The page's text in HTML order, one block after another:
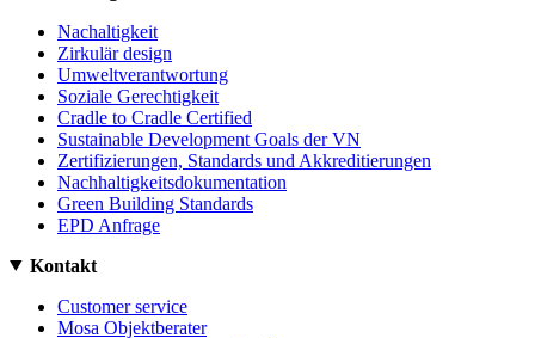
Nachaltigkeit
Zirkulär design
Umweltverantwortung
Soziale Gerechtigkeit
Cradle to Cradle Certified
Sustainable Development Goals der VN
Zertifizierungen, Standards und Akkreditierungen
Nachhaltigkeitsdokumentation
Green Building Standards
EPD Anfrage
Kontakt
Customer service
Mosa Objektberater